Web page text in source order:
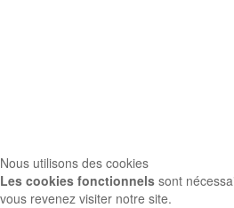
Nous utilisons des cookies
Les cookies fonctionnels sont
vous revenez visiter notre site.